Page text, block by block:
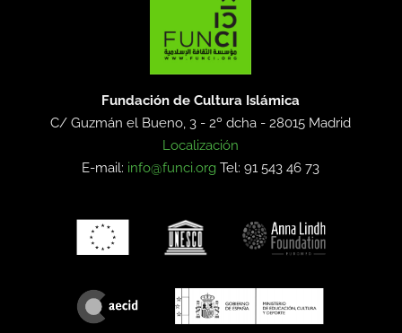
Fundación de Cultura Islámica
C/ Guzmán el Bueno, 3 - 2º dcha -28015 Madrid
Localización
E-mail: info@funci.org Tel: 91 543 46 73